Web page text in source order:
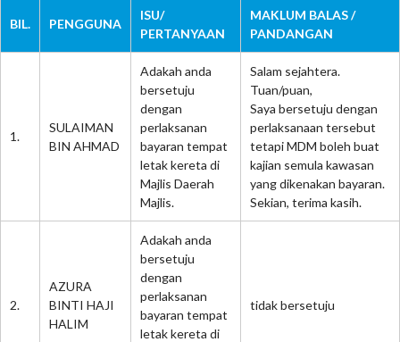
BIL. PENGGUNA
ISU/
PERTANYAAN
MAKLUM BALAS /
PANDANGAN
1.
SULAIMAN
BIN AHMAD
Adakah anda
bersetuju
dengan
perlaksanan
bayaran tempat
letak kereta di
Majlis Daerah
Majlis.
Salam sejahtera.
Tuan/puan,
Saya bersetuju dengan
perlaksanaan tersebut
tetapi MDM boleh buat
kajian semula kawasan
yang dikenakan bayaran.
Sekian, terima kasih.
2.
AZURA
BINTI HAJI
HALIM
Adakah anda
bersetuju
dengan
perlaksanan
bayaran tempat
letak kereta di
tidak bersetuju